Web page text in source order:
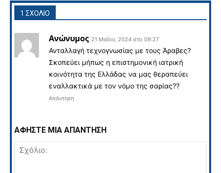
1 ΣΧΟΛΙΟ
Ανώνυμος 21 Μαΐου, 2024 στο 09:27
Ανταλλαγή τεχνογνωσίας με τους Άραβες?
Σκοπεύει μήπως η επιστημονική ιατρική
κοινότητα της Ελλάδας να μας θεραπεύει
εναλλακτικά με τον νόμο της σαρίας??
Απάντηση
ΑΦΗΣΤΕ ΜΙΑ ΑΠΑΝΤΗΣΗ